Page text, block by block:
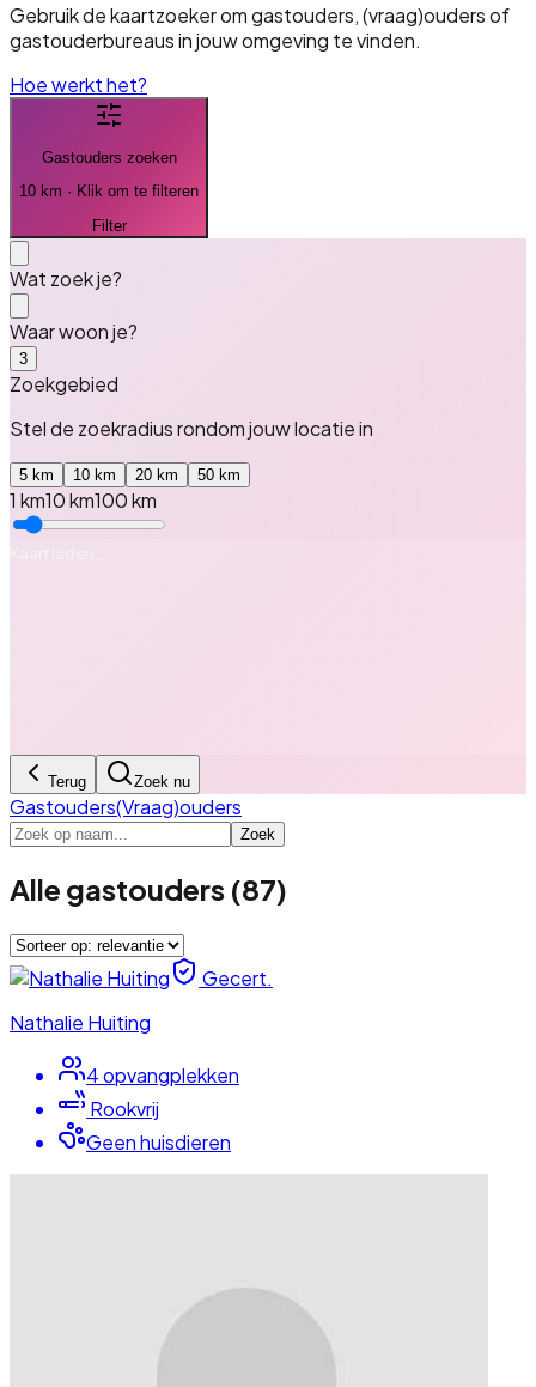
Gebruik de kaartzoeker om gastouders, (vraag)ouders of
gastouderbureaus in jouw omgeving te vinden.
Hoe werkt het?
Gastouders zoeken
10 km · Klik om te filteren
Filter
Wat zoek je?
Waar woon je?
3
Zoekgebied
Stel de zoekradius rondomjouw locatiein
5 km 10 km 20 km 50 km
1 km10km100 km
Terug Zoek nu
Gastouders(Vraag)ouders
Zoek
Alle gastouders (87)
Gecert.
Nathalie Huiting
4opvangplekken
Rookvrij
Geen huisdieren